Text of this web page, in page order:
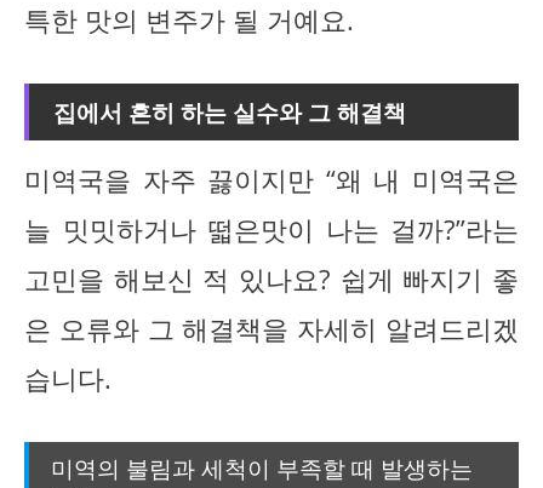
특한 맛의 변주가 될 거예요.
집에서 흔히 하는 실수와 그 해결책
미역국을 자주 끓이지만 “왜 내 미역국은
늘 밋밋하거나 떫은맛이 나는 걸까?”라는
고민을 해보신 적 있나요? 쉽게 빠지기 좋
은 오류와 그 해결책을 자세히 알려드리겠
습니다.
미역의 불림과 세척이 부족할 때 발생하는